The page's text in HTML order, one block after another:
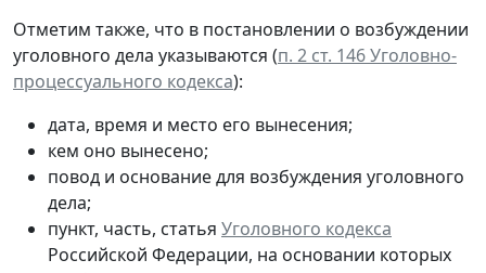
Отметим также, что в постановлении о возбуждении
уголовного дела указываются (п. 2 ст. 146 Уголовно-
процессуального кодекса):
дата, время и место его вынесения;
кем оно вынесено;
повод и основание для возбуждения уголовного
дела;
пункт, часть, статья Уголовного кодекса
Российской Федерации, на основании которых